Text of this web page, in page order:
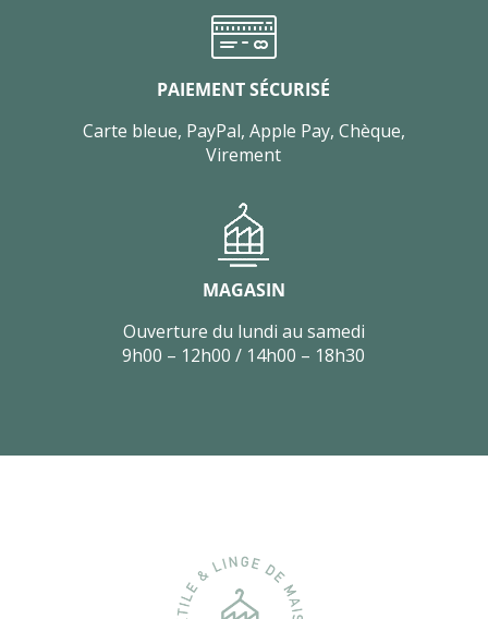
PAIEMENT SÉCURISÉ
Carte bleue, PayPal, Apple Pay, Chèque,
Virement
MAGASIN
Ouverture du lundi au samedi
9h00 – 12h00 / 14h00 – 18h30